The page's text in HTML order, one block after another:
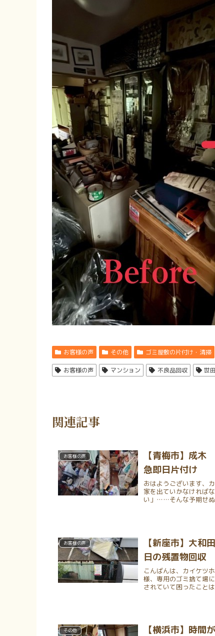
お客様の声 その他 ゴミ屋敷の片付け・清掃
お客様の声 マンション 不良品回収 世
関連記事
お客様の声
【青梅市】成
急即日片付け
おはようございます、
家を出ていかなければ
い」……そんな予期せぬ
お客様の声
【新座市】大
日の残置物回収
こんばんは、カイケツ
様、専用のゴミ捨て場
されていて困ったこと
その他 【横浜市】時間